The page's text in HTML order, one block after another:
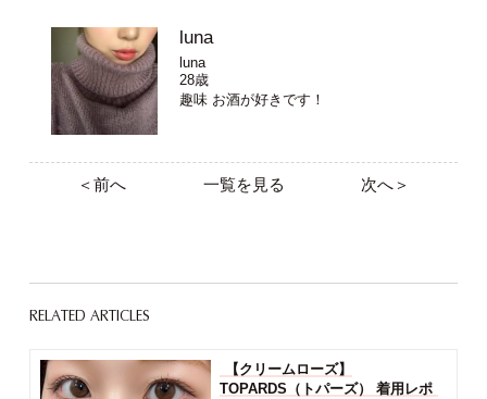
luna
luna
28歳
趣味 お酒が好きです！
＜前へ 一覧を見る 次へ＞
RELATED ARTICLES
【クリームローズ】
TOPARDS（トパーズ） 着用レポ